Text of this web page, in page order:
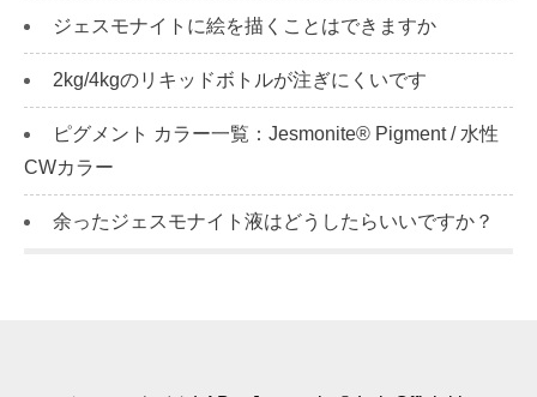
ジェスモナイトに絵を描くことはできますか
2kg/4kgのリキッドボトルが注ぎにくいです
ピグメント カラー一覧：Jesmonite® Pigment / 水性
CWカラー
余ったジェスモナイト液はどうしたらいいですか？